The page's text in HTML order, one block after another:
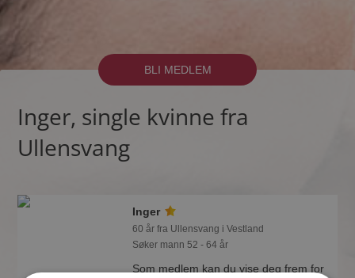
BLI MEDLEM
Inger, single kvinne fra
Ullensvang
Inger
60 år fra Ullensvang i Vestland
Søker mann 52 - 64 år
Som medlem kan du vise deg frem for